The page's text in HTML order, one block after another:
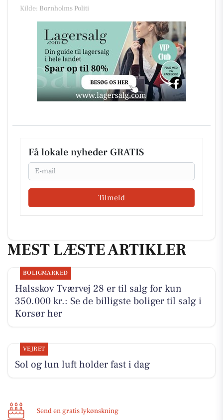
Kilde: Bornholms Politi
Få lokale nyheder GRATIS
Email
Tilmeld
MEST LÆSTE ARTIKLER
BOLIGMARKED
Halsskov Tværvej 28 er til salg for kun
350.000 kr.: Se de billigste boliger til salg i
Korsør her
VEJRET
Sol og lun luft holder fast i dag
Send en gratis lykønskning